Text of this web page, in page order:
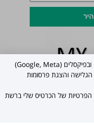
אתר זה עושה שימוש בקובצי Cookies ובפיקסלים (Google, Meta)
הגלישה והצגת פרסומות
הפרטיות של הכרטיס שלי ברשת